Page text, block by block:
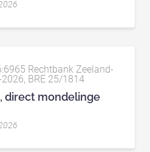
Rechtbank Zeeland-
BRE 25/1814
direct mondelinge